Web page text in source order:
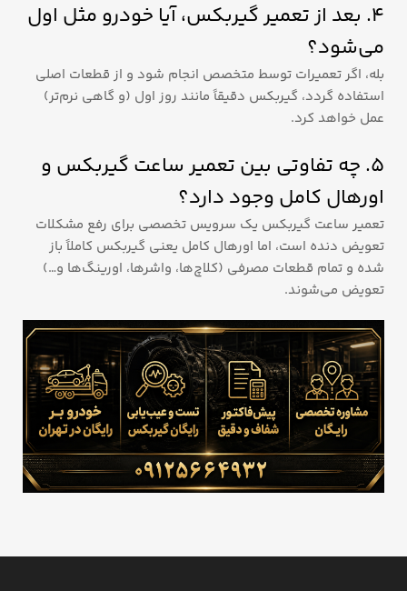
۴. بعد از تعمیر گیربکس، آیا خودرو مثل اول
می‌شود؟
بله، اگر تعمیرات توسط متخصص انجام شود و از قطعات اصلی
استفاده گردد، گیربکس دقیقاً مانند روز اول (و گاهی نرم‌تر)
عمل خواهد کرد.
۵. چه تفاوتی بین تعمیر ساعت گیربکس و
اورهال کامل وجود دارد؟
تعمیر ساعت گیربکس یک سرویس تخصصی برای رفع مشکلات
تعویض دنده است، اما اورهال کامل یعنی گیربکس کاملاً باز
شده و تمام قطعات مصرفی (کلاچ‌ها، واشرها، اورینگ‌ها و…)
تعویض می‌شوند.